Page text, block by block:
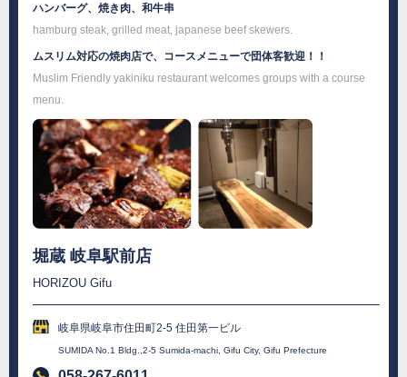
ハンバーグ、焼き肉、和牛串
hamburg steak, grilled meat, japanese beef skewers.
ムスリム対応の焼肉店で、コースメニューで団体客歓迎！！
Muslim Friendly yakiniku restaurant welcomes groups with a course
menu.
堀蔵 岐阜駅前店
HORIZOU Gifu
岐阜県岐阜市住田町2-5 住田第一ビル
SUMIDA No.1 Bldg.,2-5 Sumida-machi, Gifu City, Gifu Prefecture